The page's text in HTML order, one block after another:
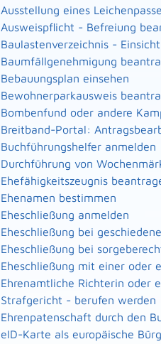
Ausstellung eines
Ausweispflicht - Befreiung
Baulastenverzeichnis -
Baumfällgenehmigung
Bebauungsplan einsehen
Bewohnerparkausweis
Bombenfund oder andere
Breitband-Portal:
Buchführungshelfer anmelden
Durchführung von
Ehefähigkeitszeugnis
Ehenamen bestimmen
Eheschließung anmelden
Eheschließung bei
Eheschließung bei
Eheschließung mit einer oder
Ehrenamtliche Richterin oder
Strafgericht - berufen werden
Ehrenpatenschaft durch den
eID-Karte als europäische